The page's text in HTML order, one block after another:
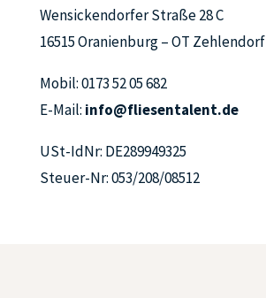
Wensickendorfer Straße 28 C
16515 Oranienburg – OT Zehlendorf
Mobil: 0173 52 05 682
E-Mail: info@fliesentalent.de
USt-IdNr: DE289949325
Steuer-Nr: 053/208/08512